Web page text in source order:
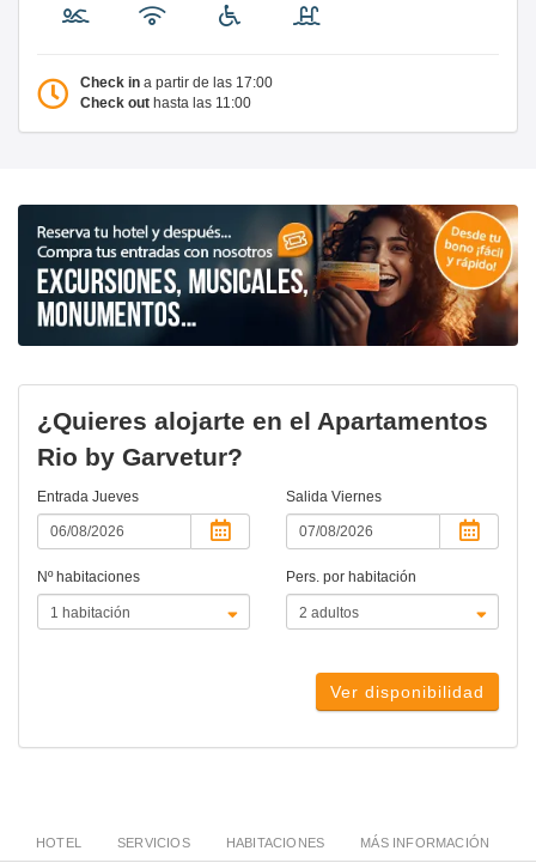
Check in a partir de las 17:00
Check out hasta las 11:00
¿Quieres alojarte en el Apartamentos
Rio by Garvetur?
Entrada Jueves Salida Viernes
Nº habitaciones Pers. por habitación
Ver disponibilidad
HOTEL SERVICIOS HABITACIONES MÁS INFORMACIÓN